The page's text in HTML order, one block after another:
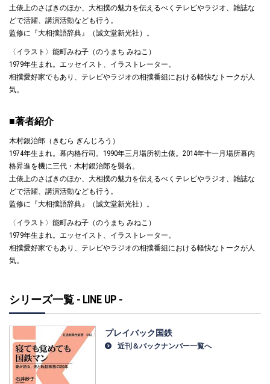
土俵上のさばきのほか、大相撲の魅力を伝えるべくテレビやラジオ、雑誌な
どで活躍、講演活動なども行う。
監修に『大相撲語辞典』（誠文堂新光社）。
〈イラスト〉能町みね子（のうまち みねこ）
1979年生まれ。エッセイスト、イラストレーター。
相撲愛好家でもあり、テレビやラジオの相撲番組における軽快なトークが人
気。
■著者紹介
木村銀治郎（きむら ぎんじろう）
1974年生まれ。幕内格行司。1990年三月場所初土俵。2014年十一月場所幕内
格昇進を機に三代・木村銀治郎を襲名。
土俵上のさばきのほか、大相撲の魅力を伝えるべくテレビやラジオ、雑誌な
どで活躍、講演活動なども行う。
監修に『大相撲語辞典』（誠文堂新光社）。
〈イラスト〉能町みね子（のうまち みねこ）
1979年生まれ。エッセイスト、イラストレーター。
相撲愛好家でもあり、テレビやラジオの相撲番組における軽快なトークが人
気。
シリーズ一覧 - LINE UP -
プレイバック国鉄
近刊＆バックナンバー一覧へ